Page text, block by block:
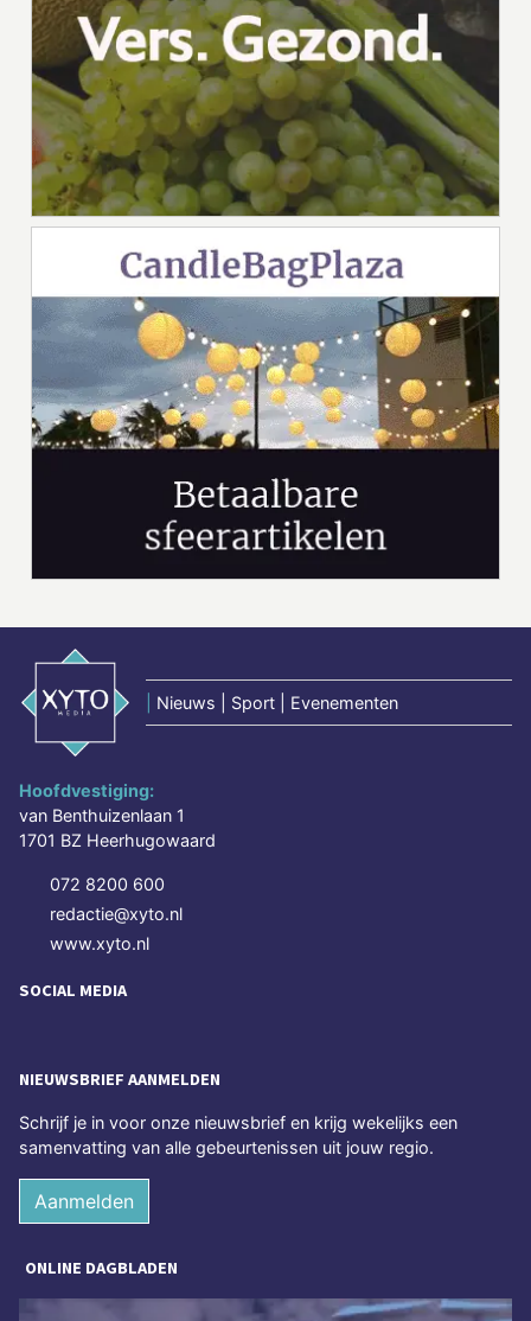
Nieuws | Sport | Evenementen
Hoofdvestiging:
van Benthuizenlaan 1
1701 BZ Heerhugowaard
072 8200 600
redactie@xyto.nl
www.xyto.nl
SOCIAL MEDIA
NIEUWSBRIEF AANMELDEN
Schrijf je in voor onze nieuwsbrief en krijg wekelijks een
samenvatting van alle gebeurtenissen uit jouw regio.
Aanmelden
ONLINE DAGBLADEN